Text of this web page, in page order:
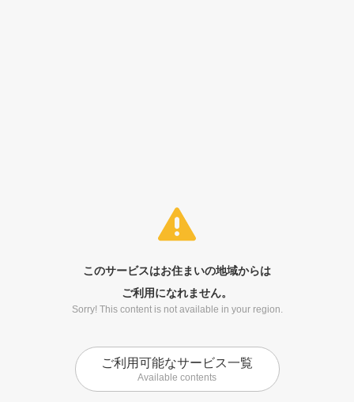
このサービスはお住まいの地域からは
ご利用になれません。
Sorry! This content is not available in your region.
ご利用可能なサービス一覧
Available contents